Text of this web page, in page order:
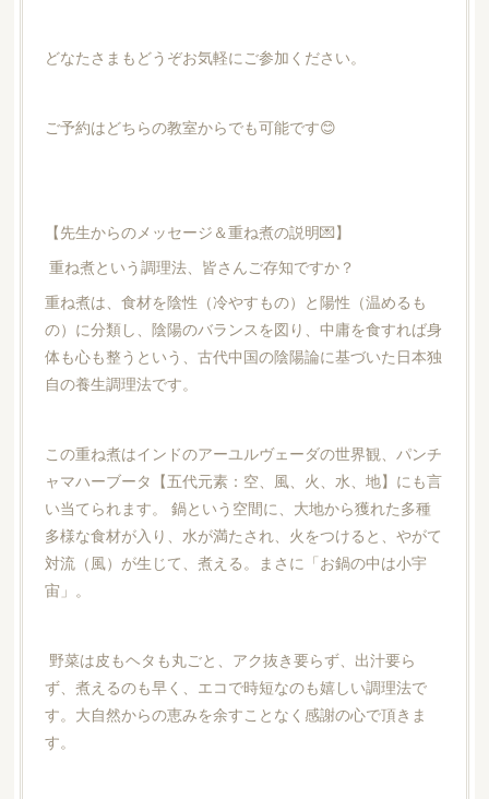
どなたさまもどうぞお気軽にご参加ください。
ご予約はどちらの教室からでも可能です😊
【先生からのメッセージ＆重ね煮の説明💌】
重ね煮という調理法、皆さんご存知ですか？
重ね煮は、食材を陰性（冷やすもの）と陽性（温めるも
の）に分類し、陰陽のバランスを図り、中庸を食すれば身
体も心も整うという、古代中国の陰陽論に基づいた日本独
自の養生調理法です。
この重ね煮はインドのアーユルヴェーダの世界観、パンチ
ャマハーブータ【五代元素：空、風、火、水、地】にも言
い当てられます。 鍋という空間に、大地から獲れた多種
多様な食材が入り、水が満たされ、火をつけると、やがて
対流（風）が生じて、煮える。まさに「お鍋の中は小宇
宙」。
野菜は皮もヘタも丸ごと、アク抜き要らず、出汁要ら
ず、煮えるのも早く、エコで時短なのも嬉しい調理法で
す。大自然からの恵みを余すことなく感謝の心で頂きま
す。